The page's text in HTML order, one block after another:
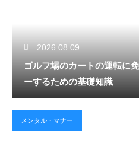
2026.08.09
ゴルフ場のカートの運転に
ーするための基礎知識
メンタル・マナー